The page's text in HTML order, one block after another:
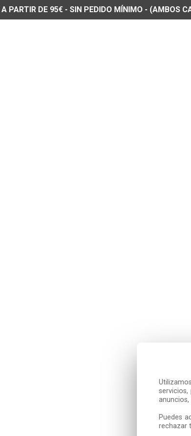
anuncios,
Puedes
rechazar
PARTIR DE 95€ - SIN PEDIDO MÍNIMO - (AMBOS